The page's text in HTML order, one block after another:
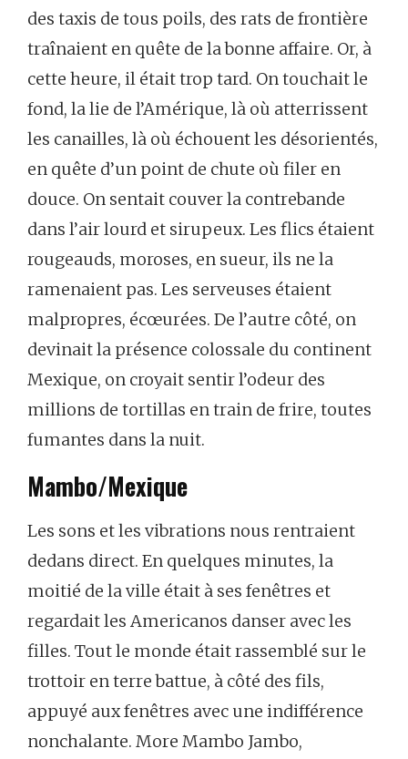
des taxis de tous poils, des rats de frontière
traînaient en quête de la bonne affaire. Or, à
cette heure, il étaittrop tard. On touchaitle
fond, la lie de l’Amérique, là où atterrissent
les canailles, là où échouentles désorientés,
en quête d’un point de chute où filer en
douce. On sentait couverla contrebande
dans l’airlourd et sirupeux. Les flics étaient
rougeauds, moroses, en sueur, ils ne la
ramenaient pas. Les serveuses étaient
malpropres, écœurées. De l’autre côté, on
devinaitla présence colossale du continent
Mexique, on croyait sentirl’odeur des
millions de tortillas en train de frire, toutes
fumantes dans la nuit.
Mambo/Mexique
Les sons etles vibrations nous rentraient
dedans direct. En quelques minutes, la
moitié de laville était à ses fenêtres et
regardaitles Americanos danser avecles
filles. Toutle monde étaitrassemblé surle
trottoir enterre battue, à côté des fils,
appuyé auxfenêtres avec une indifférence
nonchalante. More Mambo Jambo,